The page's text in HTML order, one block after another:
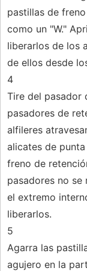
pastillas de
como un "W."
liberarlos de los
de ellos desde
4
Tire del pasador
pasadores de
alfileres
alicates de
freno de
pasadores no se
el extremo
liberarlos.
5
Agarra las
agujero en la